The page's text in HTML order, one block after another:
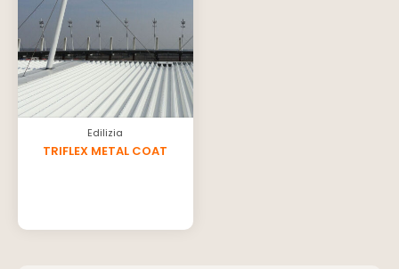
Edilizia
TRIFLEX METAL COAT